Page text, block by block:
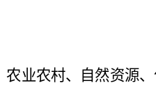
农业农村、自然资源